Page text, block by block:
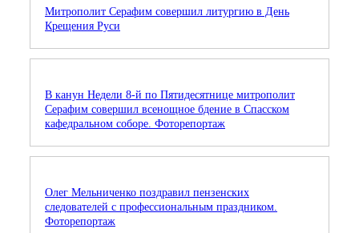
Митрополит Серафим совершил литургию в День
Крещения Руси
В канун Недели 8-й по Пятидесятнице митрополит
Серафим совершил всенощное бдение в Спасском
кафедральном соборе. Фоторепортаж
Олег Мельниченко поздравил пензенских
следователей с профессиональным праздником.
Фоторепортаж